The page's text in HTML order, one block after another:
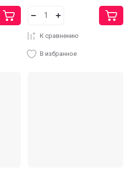
К сравнению
В избранное